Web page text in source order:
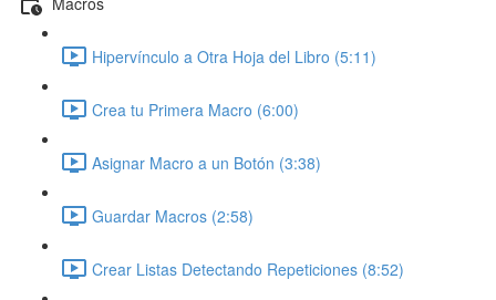
Hipervínculo a Otra Hoja del Libro (5:11)
Crea tu Primera Macro (6:00)
Asignar Macro a un Botón (3:38)
Guardar Macros (2:58)
Crear Listas Detectando Repeticiones (8:52)